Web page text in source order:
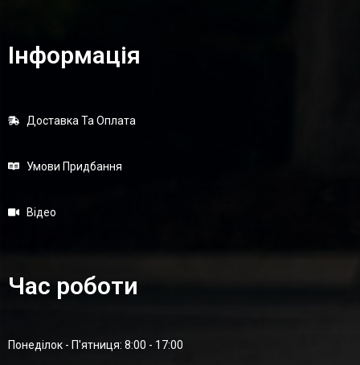
Інформація
Доставка Та Оплата
Умови Придбання
Відео
Час роботи
Понеділок - П'ятниця: 8:00 - 17:00